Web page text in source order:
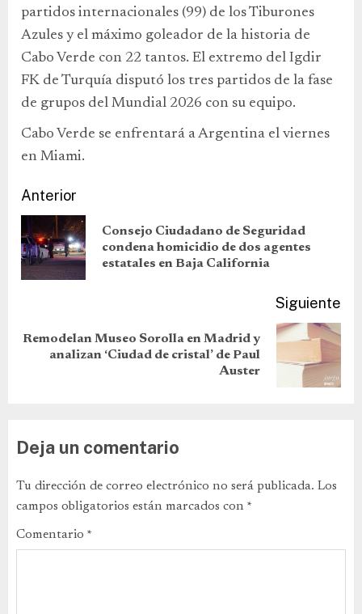
partidos internacionales (99) de los Tiburones
Azules y el máximo goleador de la historia de
Cabo Verde con 22 tantos. El extremo del Igdir
FK de Turquía disputó los tres partidos de la fase
de grupos del Mundial 2026 con su equipo.
Cabo Verde se enfrentará a Argentina el viernes
en Miami.
Anterior
Consejo Ciudadano de Seguridad
condena homicidio de dos agentes
estatales en Baja California
Siguiente
Remodelan Museo Sorolla en Madrid y
analizan ‘Ciudad de cristal’ de Paul
Auster
Deja un comentario
Tu dirección de correo electrónico no será publicada. Los
campos obligatorios están marcados con *
Comentario *